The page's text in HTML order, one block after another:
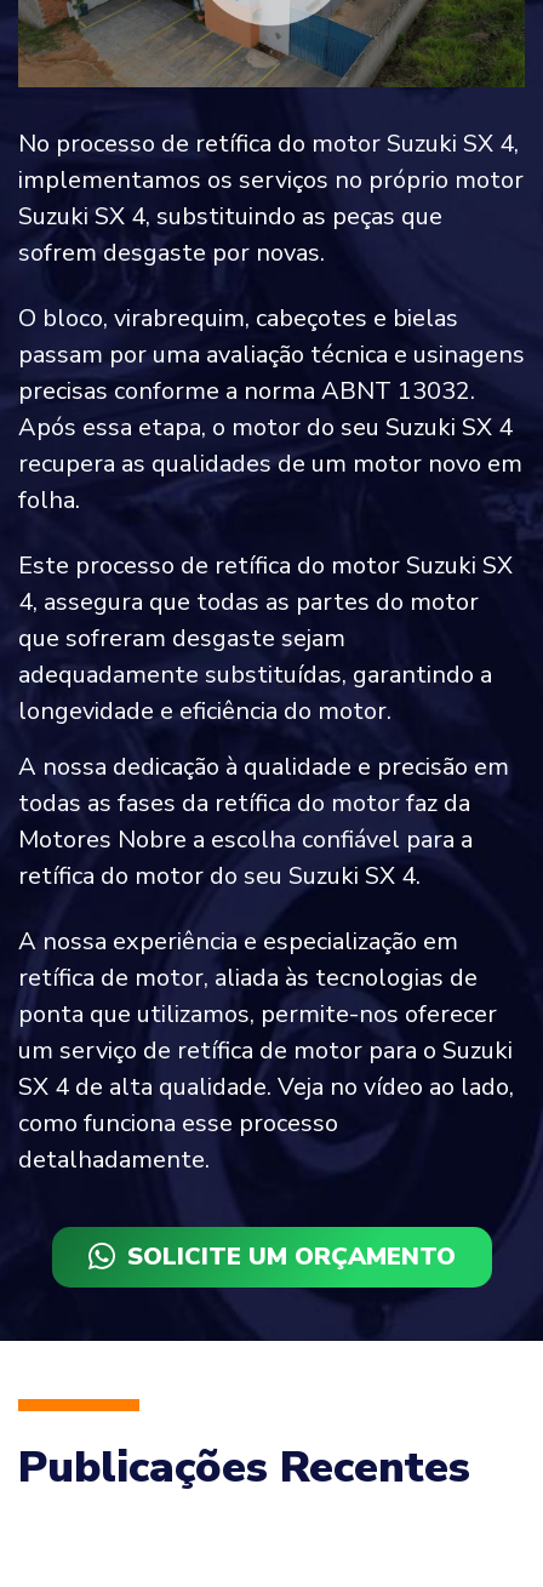
No processo de retífica do motor Suzuki SX 4,
implementamos os serviços no próprio motor
Suzuki SX 4, substituindo as peças que
sofrem desgaste por novas.
O bloco, virabrequim, cabeçotes e bielas
passam por uma avaliação técnica e usinagens
precisas conforme a norma ABNT 13032.
Após essa etapa, o motor do seu Suzuki SX 4
recupera as qualidades de um motor novo em
folha.
Este processo de retífica do motor Suzuki SX
4, assegura que todas as partes do motor
que sofreram desgaste sejam
adequadamente substituídas, garantindo a
longevidade e eficiência do motor.
A nossa dedicação à qualidade e precisão em
todas as fases da retífica do motor faz da
Motores Nobre a escolha confiável para a
retífica do motor do seu Suzuki SX 4.
A nossa experiência e especialização em
retífica de motor, aliada às tecnologias de
ponta que utilizamos, permite-nos oferecer
um serviço de retífica de motor para o Suzuki
SX 4 de alta qualidade. Veja no vídeo ao lado,
como funciona esse processo
detalhadamente.
SOLICITE UM ORÇAMENTO
Publicações Recentes